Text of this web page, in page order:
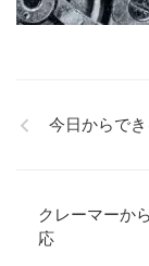
今日からで
クレーマーか
応